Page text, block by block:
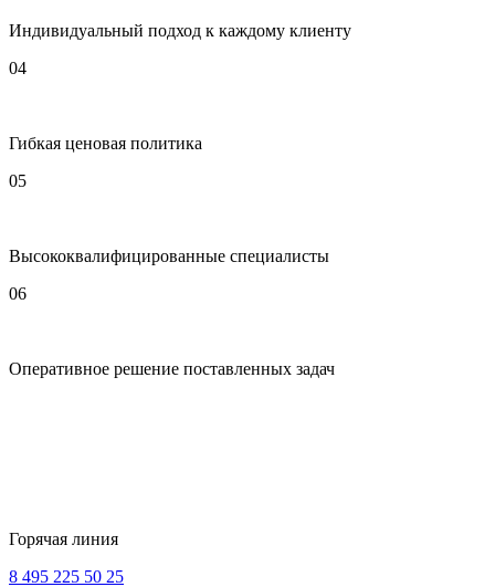
Индивидуальный подход к каждому клиенту
04
Гибкая ценовая политика
05
Высококвалифицированные специалисты
06
Оперативное решение поставленных задач
Горячая линия
8 495 225 50 25